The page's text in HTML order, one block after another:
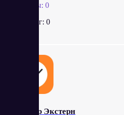
Отзывы: 0
Рейтинг: 0
Контур Экстерн